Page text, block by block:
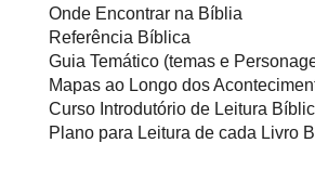
Onde Encontrar na Bíblia
Referência Bíblica
Guia Temático (temas e
Mapas ao Longo dos
Curso Introdutório de Leitura
Plano para Leitura de cada Livro